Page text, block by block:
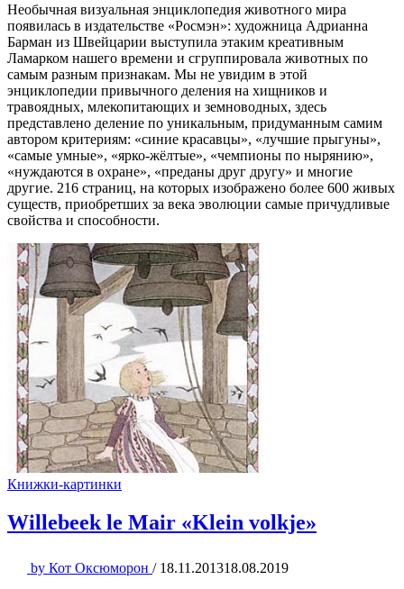
Необычная визуальная энциклопедия животного мира
появилась в издательстве «Росмэн»: художница Адрианна
Барман из Швейцарии выступила этаким креативным
Ламарком нашего времени и сгруппировала животных по
самым разным признакам. Мы не увидим в этой
энциклопедии привычного деления на хищников и
травоядных, млекопитающих и земноводных, здесь
представлено деление по уникальным, придуманным самим
автором критериям: «синие красавцы», «лучшие прыгуны»,
«самые умные», «ярко-жёлтые», «чемпионы по нырянию»,
«нуждаются в охране», «преданы друг другу» и многие
другие. 216 страниц, на которых изображено более 600 живых
существ, приобретших за века эволюции самые причудливые
свойства и способности.
Книжки-картинки
Willebeek le Mair «Klein volkje»
by Кот Оксюморон / 18.11.201318.08.2019